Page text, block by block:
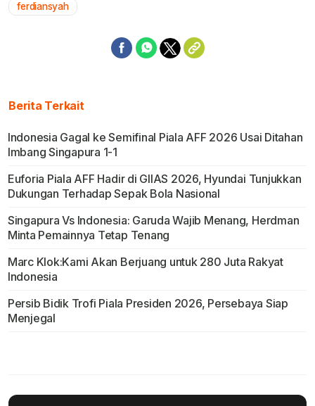
ferdiansyah
Berita Terkait
Indonesia Gagal ke Semifinal Piala AFF 2026 Usai Ditahan
Imbang Singapura 1-1
Euforia Piala AFF Hadir di GIIAS 2026, Hyundai Tunjukkan
Dukungan Terhadap Sepak Bola Nasional
Singapura Vs Indonesia: Garuda Wajib Menang, Herdman
Minta Pemainnya Tetap Tenang
Marc Klok:Kami Akan Berjuang untuk 280 Juta Rakyat
Indonesia
Persib Bidik Trofi Piala Presiden 2026, Persebaya Siap
Menjegal